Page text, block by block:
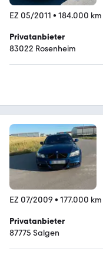
EZ 05/2011 • 184.000 km
Privatanbieter
83022 Rosenheim
EZ 07/2009 • 177.000 km
Privatanbieter
87775 Salgen